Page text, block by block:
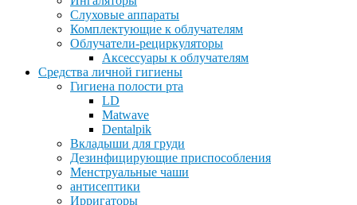
Слуховые аппараты
Комплектующие к облучателям
Облучатели-рециркуляторы
Аксессуары к облучателям
Средства личной гигиены
Гигиена полости рта
LD
Matwave
Dentalpik
Вкладыши для груди
Дезинфицирующие приспособления
Менструальные чаши
антисептики
Ирригаторы